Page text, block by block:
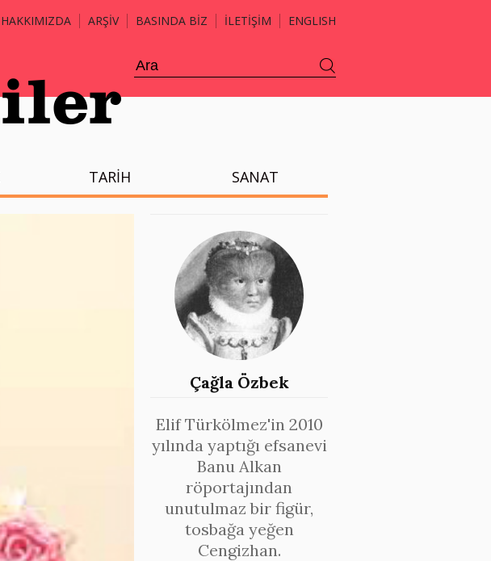
HAKKIMIZDA ARŞİV BASINDA BİZ İLETİŞİM ENGLISH
TARİH SANAT
Çağla Özbek
Elif Türkölmez'in 2010
yılında yaptığı efsanevi
Banu Alkan
röportajından
unutulmaz bir figür,
tosbağa yeğen
Cengizhan.